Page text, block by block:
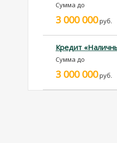
Сумма до
3 000 000руб.
Кредит
Сумма до
3 000 000руб.